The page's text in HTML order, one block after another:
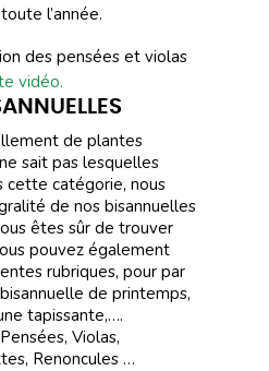
l’année.
des pensées et violas
vidéo.
de plantes
sait pas lesquelles
cette catégorie, nous
de nos bisannuelles
êtes sûr de trouver
pouvez également
rubriques, pour par
de printemps,
tapissante,….
Pensées, Violas,
Renoncules …